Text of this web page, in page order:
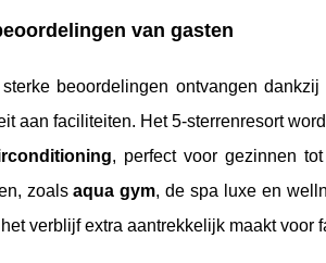
van gasten
beoordelingen ontvangen dankzij
aan faciliteiten. Het 5-sterrenresort
, perfect voor gezinnen
zoalsaqua gym, de spa luxe en
verblijf extra aantrekkelijk maakt voor